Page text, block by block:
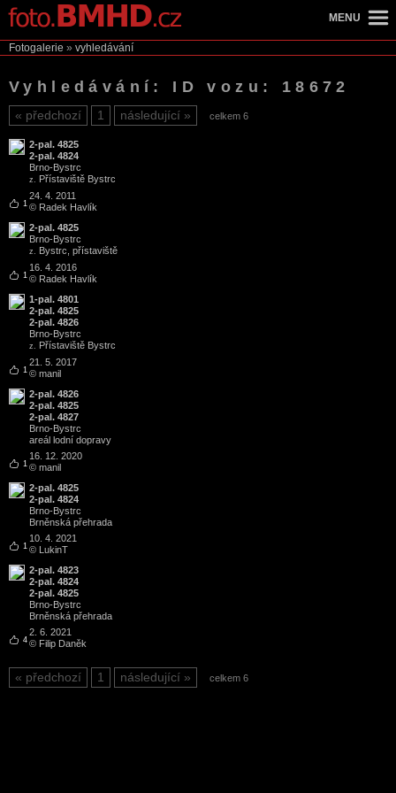
Fotogalerie » vyhledávání
Vyhledávání: ID vozu: 18672
předchozí 1 následující celkem 6
1
2-pal. 4825
2-pal. 4824
Brno-Bystrc
z. Přístaviště Bystrc
24. 4. 2011
© Radek Havlík
1
2-pal. 4825
Brno-Bystrc
z. Bystrc, přístaviště
16. 4. 2016
© Radek Havlík
1
1-pal. 4801
2-pal. 4825
2-pal. 4826
Brno-Bystrc
z. Přístaviště Bystrc
21. 5. 2017
© manil
1
2-pal. 4826
2-pal. 4825
2-pal. 4827
Brno-Bystrc
areál lodní dopravy
16. 12. 2020
© manil
1
2-pal. 4825
2-pal. 4824
Brno-Bystrc
Brněnská přehrada
10. 4. 2021
© LukinT
4
2-pal. 4823
2-pal. 4824
2-pal. 4825
Brno-Bystrc
Brněnská přehrada
2. 6. 2021
© Filip Daněk
předchozí 1 následující celkem 6
MENU